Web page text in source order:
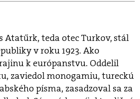
Atatűrk, teda otec Turkov, stál
v roku 1923. Ako
k európanstvu. Oddelil
zaviedol monogamiu, tureckú
písma, zasadzoval sa za